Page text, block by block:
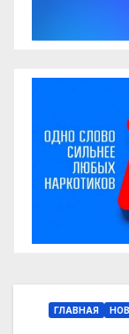
ГЛАВНАЯ